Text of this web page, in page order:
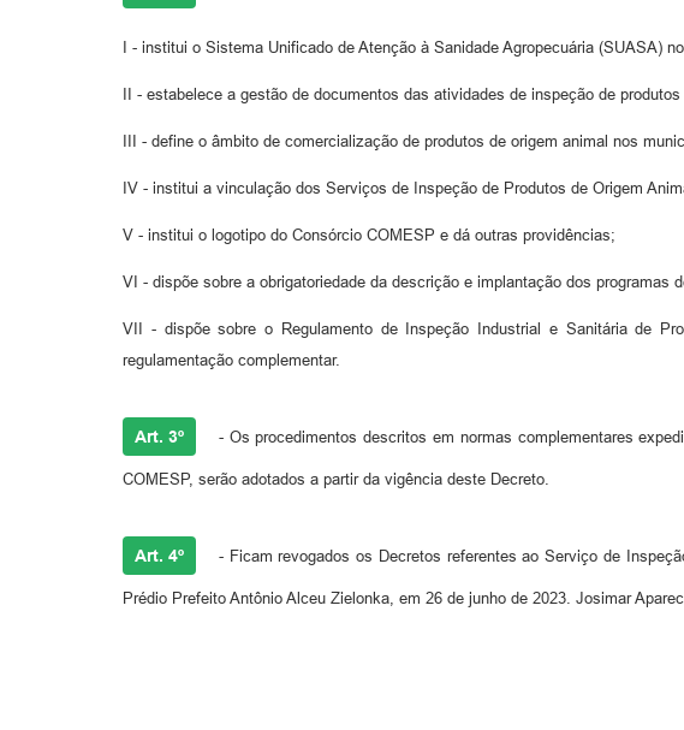
I - institui o Sistema Unificado de Atenção à Sanidade Agropecuária (SUASA)
II - estabelece a gestão de documentos das atividades de inspeção de
III - define o âmbito de comercialização de produtos de origem animal nos
IV - institui a vinculação dos Serviços de Inspeção de Produtos de Origem
V - institui o logotipo do Consórcio COMESP e dá outras providências;
VI - dispõe sobre a obrigatoriedade da descrição e implantação dos programas
VII - dispõe sobre o Regulamento de Inspeção Industrial e Sanitária de
regulamentação complementar.
Art. 3º - Os procedimentos descritos em normas complementares
COMESP, serão adotados a partir da vigência deste Decreto.
Art. 4º - Ficam revogados os Decretos referentes ao Serviço de
Prédio Prefeito Antônio Alceu Zielonka, em 26 de junho de 2023. Josimar